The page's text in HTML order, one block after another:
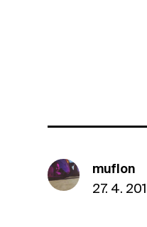
muflon
27. 4.